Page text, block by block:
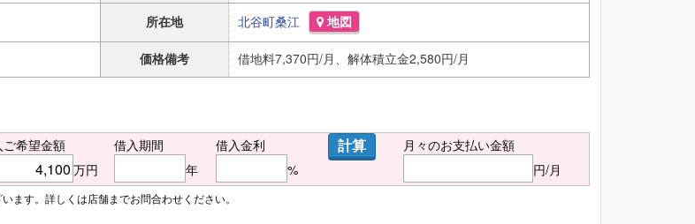
所在地 北谷町桑江 地図
価格備考 借地料7,370円/月、解体積立金2,580円/月
ご希望金額
万円
借入期間
年
借入金利
%
計算
月々のお支払い金額
円/月
ます。詳しくは店舗までお問合わせください。